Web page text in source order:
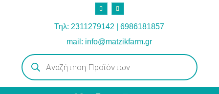
Τηλ: 2311279142 | 6986181857
mail: info@matzikfarm.gr
Products
search